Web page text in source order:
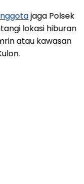
jaga Polsek
lokasi hiburan
atau kawasan